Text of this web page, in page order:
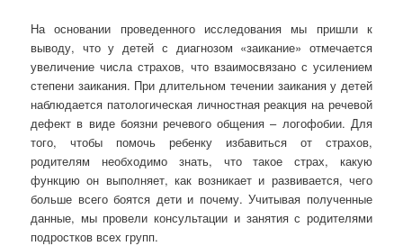
На основании проведенного исследования мы пришли к
выводу, что у детей с диагнозом «заикание» отмечается
увеличение числа страхов, что взаимосвязано с усилением
степени заикания. При длительном течении заикания у детей
наблюдается патологическая личностная реакция на речевой
дефект в виде боязни речевого общения – логофобии. Для
того, чтобы помочь ребенку избавиться от страхов,
родителям необходимо знать, что такое страх, какую
функцию он выполняет, как возникает и развивается, чего
больше всего боятся дети и почему. Учитывая полученные
данные, мы провели консультации и занятия с родителями
подростков всех групп.